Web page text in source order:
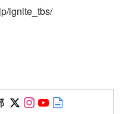
ignite_tbs/
Follow on SNS
Follow on SNS
Follow on